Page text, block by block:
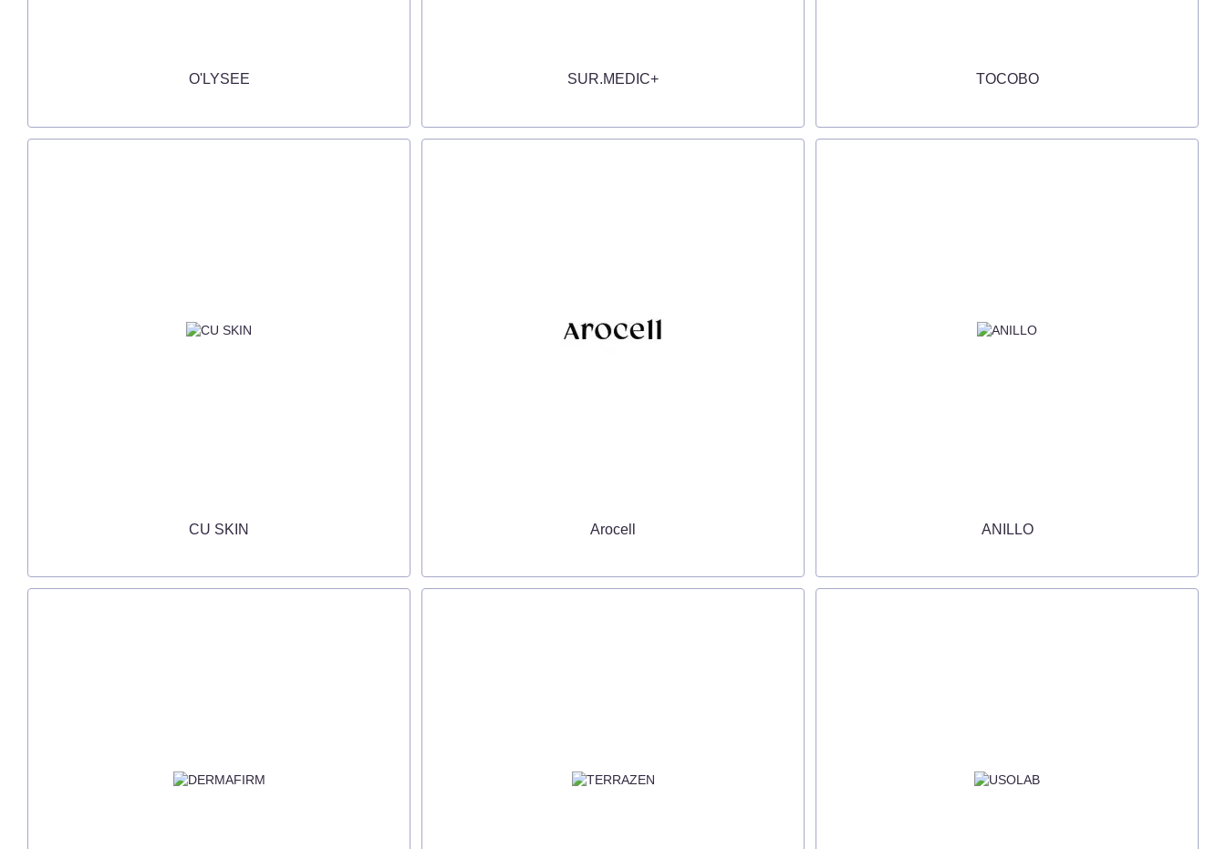
O'LYSEE SUR.MEDIC+ TOCOBO
CU SKIN Arocell ANILLO